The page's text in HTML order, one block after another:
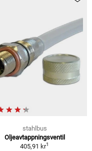
stahlbus
Oljeavtappningsventil
405,91 kr1